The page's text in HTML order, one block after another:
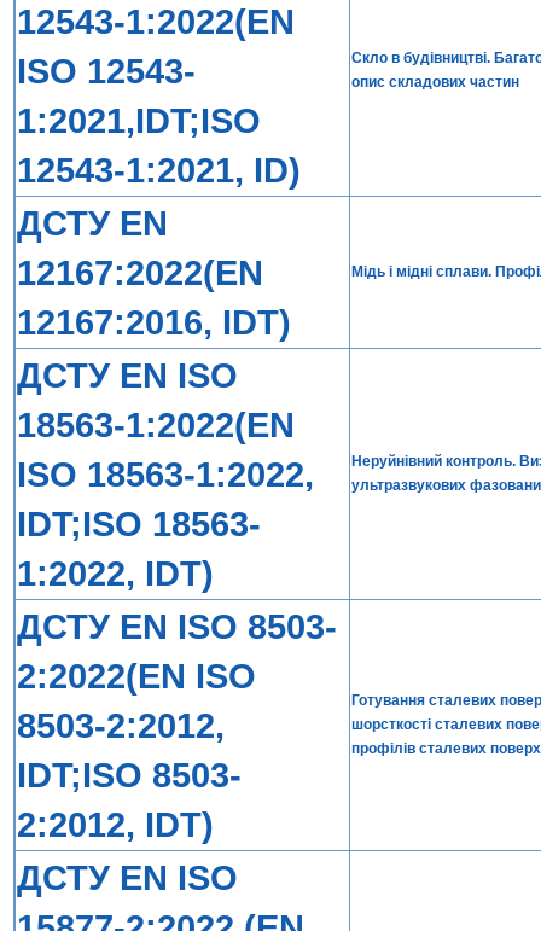
12543-1:2022(EN
ISO 12543-
1:2021,IDT;ISO
12543-1:2021, ID)
Скло в будівництві.
опис складових частин
ДСТУ EN
12167:2022(EN
12167:2016, IDT)
Мідь і мідні сплави.
ДСТУ EN ISO
18563-1:2022(EN
ISO 18563-1:2022,
IDT;ISO 18563-
1:2022, IDT)
Неруйнівний контроль.
ультразвукових
ДСТУ EN ISO 8503-
2:2022(EN ISO
8503-2:2012,
IDT;ISO 8503-
2:2012, IDT)
Готування сталевих
шорсткості сталевих
профілів сталевих
ДСТУ EN ISO